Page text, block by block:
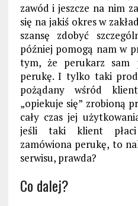
zawód i jeszcze na nim
się na jakiś okres w
szansę zdobyć
później pomogą nam w
tym, że perukarz sam
perukę. I tylko taki
pożądany wśród
„opiekuje się” zrobioną
cały czas jej
jeśli taki klient
zamówiona perukę, to
serwisu, prawda?
Co dalej?